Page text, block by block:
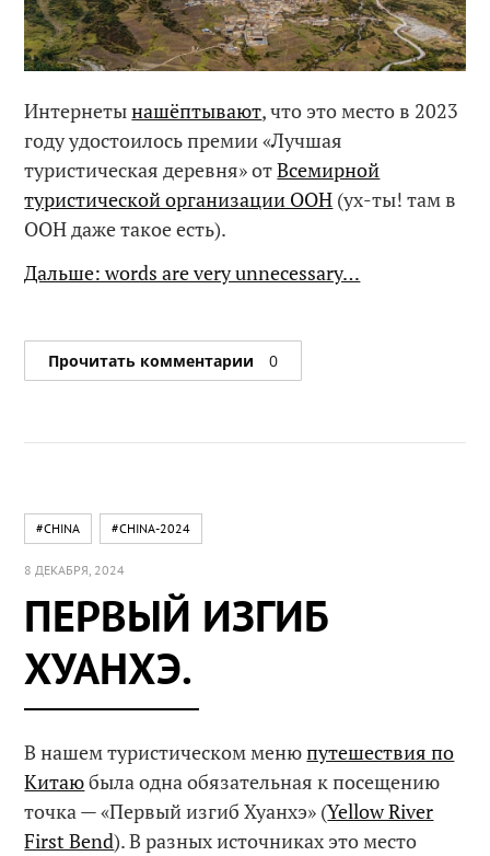
Интернетынашёптывают, что это место в 2023
году удостоилось премии «Лучшая
туристическая деревня» отВсемирной
туристической организации ООН (ух-ты! там в
ООН даже такое есть).
Дальше: words are very unnecessary…
Прочитать комментарии 0
#CHINA #CHINA-2024
8 ДЕКАБРЯ, 2024
ПЕРВЫЙ ИЗГИБ
ХУАНХЭ.
В нашем туристическом менюпутешествия по
Китаюбыла одна обязательная к посещению
точка — «Первый изгиб Хуанхэ» (Yellow River
First Bend). В разных источниках это место